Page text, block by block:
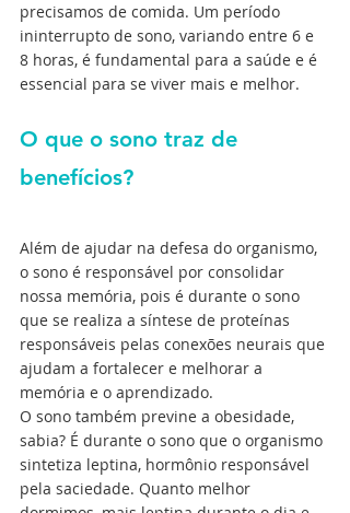
precisamos de comida. Um período
ininterrupto de sono, variando entre 6 e
8 horas, é fundamental para a saúde e é
essencial para se viver mais e melhor.
O que o sono traz de
benefícios?
Além de ajudar na defesa do organismo,
o sono é responsável por consolidar
nossa memória, pois é durante o sono
que se realiza a síntese de proteínas
responsáveis pelas conexões neurais que
ajudam a fortalecer e melhorar a
memória e o aprendizado.
O sono também previne a obesidade,
sabia? É durante o sono que o organismo
sintetiza leptina, hormônio responsável
pela saciedade. Quanto melhor